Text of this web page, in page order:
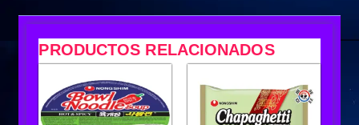
PRODUCTOS RELACIONADOS